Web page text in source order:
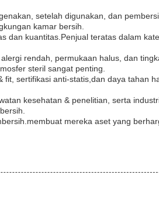
setelah digunakan, dan
kamar bersih.
dan kuantitas.Penjual teratas dalam
rendah, permukaan halus, dan
steril sangat penting.
sertifikasi anti-statis,dan daya tahan
kesehatan & penelitian, serta
mereka aset yang